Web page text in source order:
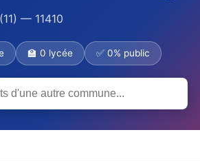
— 11410
🏫 0 lycée ✅ 0% public